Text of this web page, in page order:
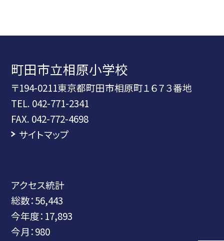
町田市立相原小学校
〒194-0211東京都町田市相原町１６７３番地
TEL. 042-771-2341
FAX. 042-772-4698
サイトマップ
アクセス統計
総数：56,443
今年度： 17,893
今月：980